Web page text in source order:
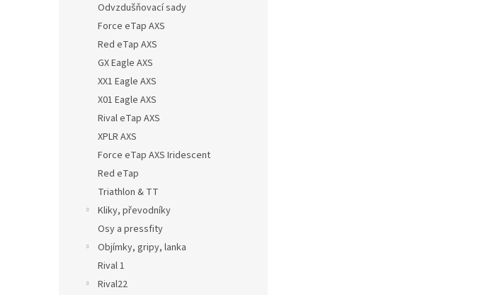
Odvzdušňovací sady
Force eTap AXS
Red eTap AXS
GX Eagle AXS
XX1 Eagle AXS
X01 Eagle AXS
Rival eTap AXS
XPLR AXS
Force eTap AXS Iridescent
Red eTap
Triathlon & TT
Kliky, převodníky
Osy a pressfity
Objímky, gripy, lanka
Rival 1
Rival22